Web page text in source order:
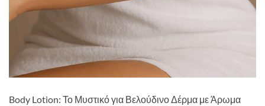
Body Lotion: Το Μυστικό για Βελούδινο Δέρμα με Άρωμα